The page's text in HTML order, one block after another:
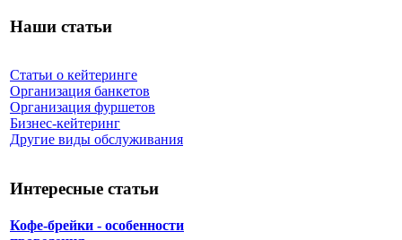
Наши статьи
Статьи о кейтеринге
Организация банкетов
Организация фуршетов
Бизнес-кейтеринг
Другие виды обслуживания
Интересные статьи
Кофе-брейки - особенности